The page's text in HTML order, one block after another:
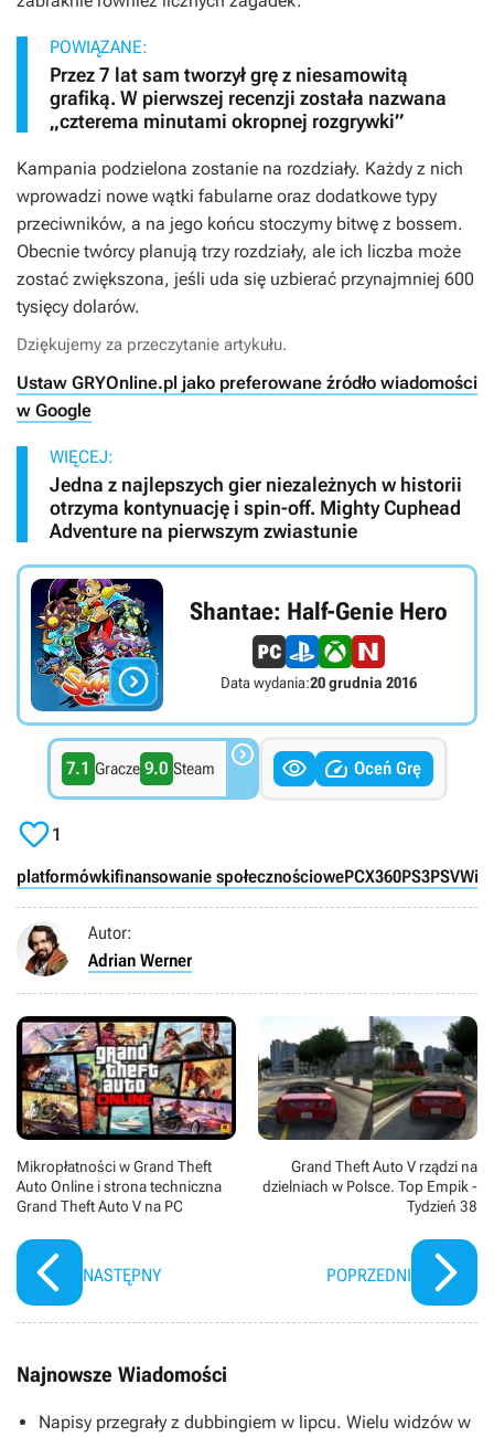
POWIĄZANE:
Przez 7 lat sam tworzył grę z niesamowitą
grafiką. W pierwszej recenzji została nazwana
„czterema minutami okropnej rozgrywki”
Kampania podzielona zostanie na rozdziały. Każdy z nich
wprowadzi nowe wątki fabularne oraz dodatkowe typy
przeciwników, a na jego końcu stoczymy bitwę z bossem.
Obecnie twórcy planują trzy rozdziały, ale ich liczba może
zostać zwiększona, jeśli uda się uzbierać przynajmniej 600
tysięcy dolarów.
Dziękujemy za przeczytanie artykułu.
Ustaw GRYOnline.pl jako preferowane źródło wiadomości
w Google
WIĘCEJ:
Jedna z najlepszych gier niezależnych w historii
otrzyma kontynuację i spin-off. Mighty Cuphead
Adventure na pierwszym zwiastunie

Shantae: Half-Genie Hero
Data wydania:20 grudnia 2016
7.1 Gracze 9.0 Steam    Oceń Grę
1
platformówkifinansowanie społecznościowePCX360PS3PSVWiiU
Autor:
Adrian Werner
Mikropłatności w Grand Theft
Auto Online i strona techniczna
Grand Theft Auto V na PC
NASTĘPNY
Grand Theft Auto V rządzi na
dzielniach w Polsce. Top Empik -
Tydzień 38
POPRZEDNI
Najnowsze Wiadomości
Napisy przegrały z dubbingiem w lipcu. Wielu widzów w